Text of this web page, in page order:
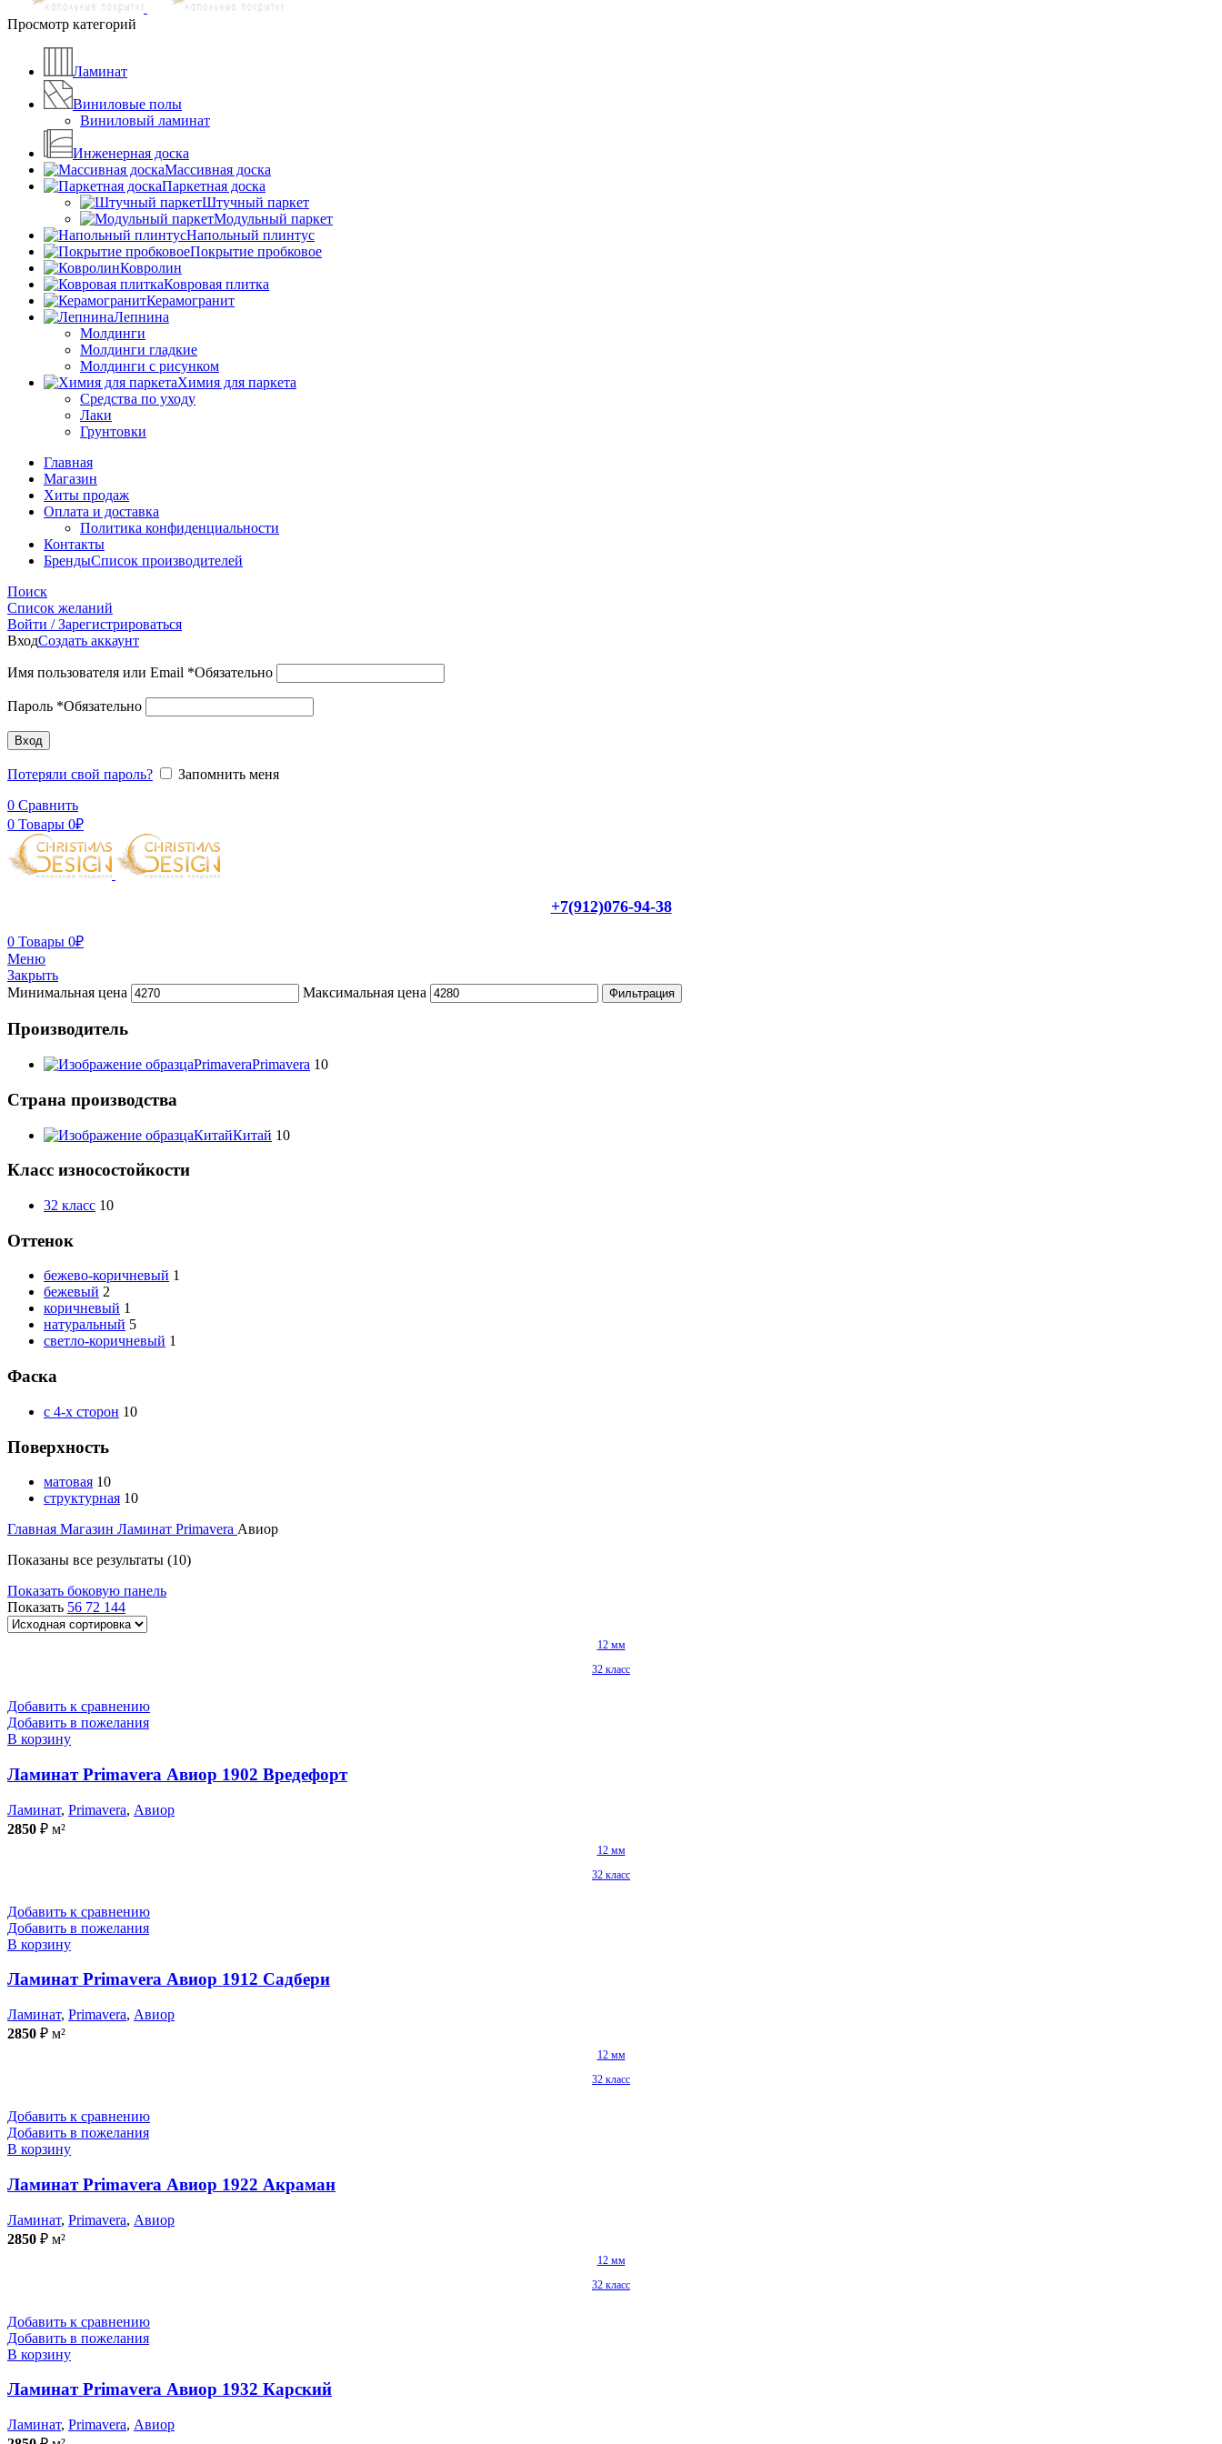
Просмотр категорий
Ламинат
Виниловые полы
Виниловый ламинат
Инженерная доска
Массивная доска
Паркетная доска
Штучный паркет
Модульный паркет
Напольный плинтус
Покрытие пробковое
Ковролин
Ковровая плитка
Керамогранит
Лепнина
Молдинги
Молдинги гладкие
Молдинги с рисунком
Химия для паркета
Средства по уходу
Лаки
Грунтовки
Главная
Магазин
Хиты продаж
Оплата и доставка
Политика конфиденциальности
Контакты
БрендыСписок производителей
Поиск
Список желаний
Войти / Зарегистрироваться
ВходСоздать аккаунт
Имя пользователя или Email *Обязательно
Пароль *Обязательно
Вход
Потеряли свой пароль?
Запомнить меня
0 Сравнить
0 Товары 0₽
+7(912)076-94-38
0 Товары 0₽
Меню
Закрыть
Минимальная цена
Максимальная цена Фильтрация
Производитель
PrimaveraPrimavera 10
Страна производства
КитайКитай 10
Класс износостойкости
32 класс 10
Оттенок
бежево-коричневый 1
бежевый 2
коричневый 1
натуральный 5
светло-коричневый 1
Фаска
с 4-х сторон 10
Поверхность
матовая 10
структурная 10
Главная Магазин Ламинат Primavera Авиор
Показаны все результаты (10)
Показать боковую панель
Показать 56 72 144
12 мм
32 класс
Добавить к сравнению
Добавить в пожелания
В корзину
Ламинат Primavera Авиор 1902 Вредефорт
Ламинат, Primavera, Авиор
2850 ₽ м²
12 мм
32 класс
Добавить к сравнению
Добавить в пожелания
В корзину
Ламинат Primavera Авиор 1912 Садбери
Ламинат, Primavera, Авиор
2850 ₽ м²
12 мм
32 класс
Добавить к сравнению
Добавить в пожелания
В корзину
Ламинат Primavera Авиор 1922 Акраман
Ламинат, Primavera, Авиор
2850 ₽ м²
12 мм
32 класс
Добавить к сравнению
Добавить в пожелания
В корзину
Ламинат Primavera Авиор 1932 Карский
Ламинат, Primavera, Авиор